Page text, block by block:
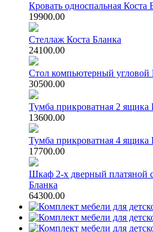
Кровать односпальная Коста
19900.00
Стеллаж Коста Бланка
24100.00
Стол компьютерный угловой
30500.00
Тумба прикроватная 2 ящика
13600.00
Тумба прикроватная 4 ящика
17700.00
Шкаф 2-х дверный платяной
Бланка
64300.00